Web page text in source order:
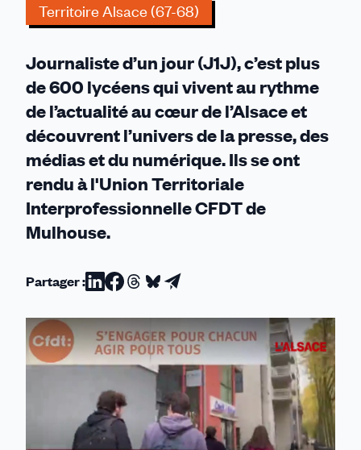
2022)
Territoire Alsace (67-68)
Journaliste d’un jour (J1J), c’est plus
de 600 lycéens qui vivent au rythme
de l’actualité au cœur de l’Alsace et
découvrent l’univers de la presse, des
médias et du numérique. Ils se ont
rendu à l'Union Territoriale
Interprofessionnelle CFDT de
Mulhouse.
Partager :Partager
sur
Linkedin
Partager
sur
Facebook
Partager
sur
Threads
Partager
sur
Bluesky
Partager
par
email